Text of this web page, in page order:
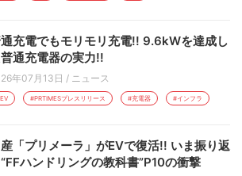
充電でもモリモリ充電!! 9.6kWを達成し
通充電器の実力!!
年07月13日 / ニュース
#PRTIMESプレスリリース #充電器 #インフラ
「プリメーラ」がEVで復活!! いま振り返
ハンドリングの教科書”P10の衝撃